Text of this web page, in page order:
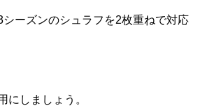
ーズンのシュラフを2枚重ねで対応
にしましょう。